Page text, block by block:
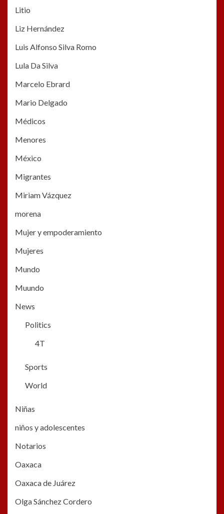
Litio
Liz Hernández
Luis Alfonso Silva Romo
Lula Da Silva
Marcelo Ebrard
Mario Delgado
Médicos
Menores
México
Migrantes
Miriam Vázquez
morena
Mujer y empoderamiento
Mujeres
Mundo
Muundo
News
Politics
4T
Sports
World
Niñas
niños y adolescentes
Notarios
Oaxaca
Oaxaca de Juárez
Olga Sánchez Cordero